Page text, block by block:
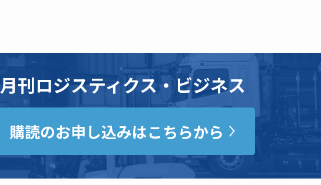
月刊ロジスティクス・ビジネス
購読のお申し込みはこちらから